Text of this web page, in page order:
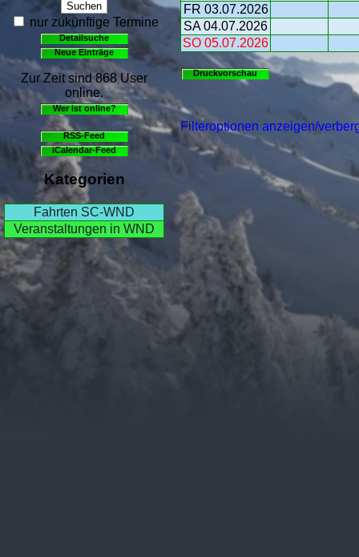
nur zukünftige Termine
Detailsuche
Neue Einträge
Zur Zeit sind 868 User
online.
Wer ist online?
RSS-Feed
iCalendar-Feed
Kategorien
Fahrten SC-WND
Veranstaltungen in WND
FR 03.07.2026
SA 04.07.2026
SO 05.07.2026
Druckvorschau
Filteroptionen anzeigen/